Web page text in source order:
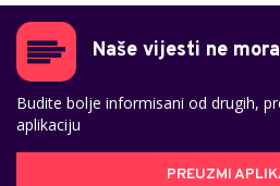
Naše vijesti ne
Budite bolje informisani od drugih,
aplikaciju
PREUZMI